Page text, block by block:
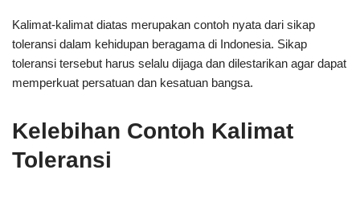
Kalimat-kalimat diatas merupakan contoh nyata dari sikap
toleransi dalam kehidupan beragama di Indonesia. Sikap
toleransi tersebut harus selalu dijaga dan dilestarikan agar dapat
memperkuat persatuan dan kesatuan bangsa.
Kelebihan Contoh Kalimat
Toleransi